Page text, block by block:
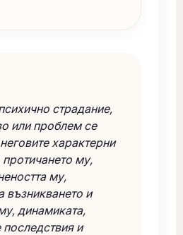
страдание,
или проблем се
характерни
му,
му,
възникването и
динамиката,
и